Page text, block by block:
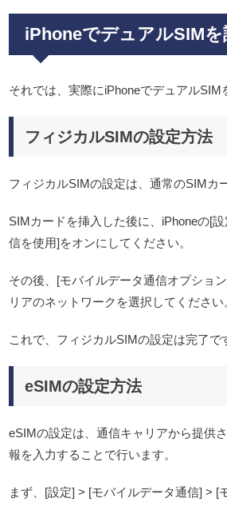
iPhoneでデュアルSIM
それでは、実際にiPhoneでデュアルSIM
フィジカルSIMの設定方法
フィジカルSIMの設定は、通常のSIMカ
SIMカードを挿入した後に、iPhoneの[
信を使用]をオンにしてください。
その後、[モバイルデータ通信オプショ
リアのネットワークを選択してください
これで、フィジカルSIMの設定は完了で
eSIMの設定方法
eSIMの設定は、通信キャリアから提供
報を入力することで行います。
まず、[設定] > [モバイルデータ通信] > [